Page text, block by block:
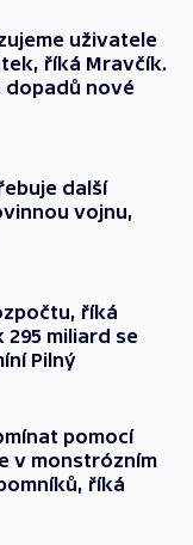
uživatele
říká Mravčík.
dopadů nové
další
vojnu,
říká
295 miliard se
Pilný
pomocí
v monstrózním
říká